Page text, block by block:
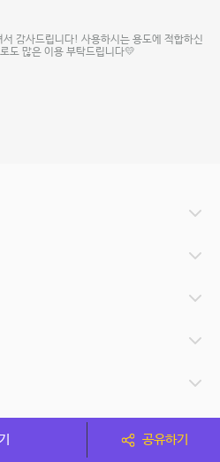
감사드립니다! 사용하시는 용도에 적합하신
도 많은 이용 부탁드립니다💛
공유하기